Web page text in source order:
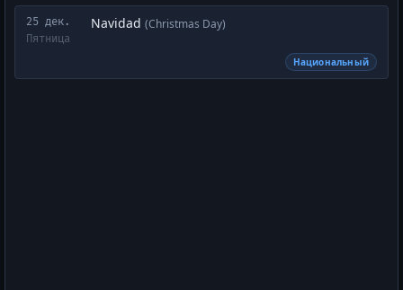
25 дек.
Пятница
Navidad (Christmas Day)
Национальный